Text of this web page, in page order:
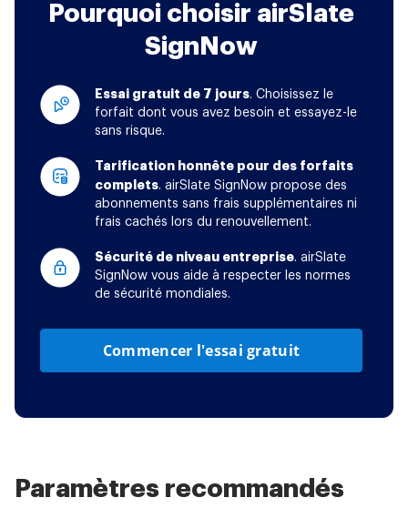
Pourquoi choisir airSlate
SignNow
Essai gratuit de 7 jours. Choisissez le
forfait dont vous avez besoin et essayez-le
sans risque.
Tarification honnête pour des forfaits
complets. airSlate SignNow propose des
abonnements sans frais supplémentaires ni
frais cachés lors du renouvellement.
Sécurité de niveau entreprise. airSlate
SignNow vous aide à respecter les normes
de sécurité mondiales.
Commencer l'essai gratuit
Paramètres recommandés